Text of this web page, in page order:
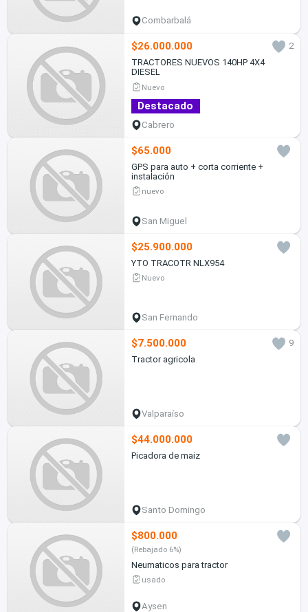
Combarbalá
$26.000.000
2
TRACTORES NUEVOS 140HP 4X4
DIESEL
Nuevo
Destacado
Cabrero
$65.000
GPS para auto + corta corriente +
instalación
nuevo
San Miguel
$25.900.000
YTO TRACOTR NLX954
Nuevo
San Fernando
$7.500.000
9
Tractor agricola
Valparaíso
$44.000.000
Picadora de maiz
Santo Domingo
$800.000
(Rebajado 6%)
Neumaticos para tractor
usado
Aysen